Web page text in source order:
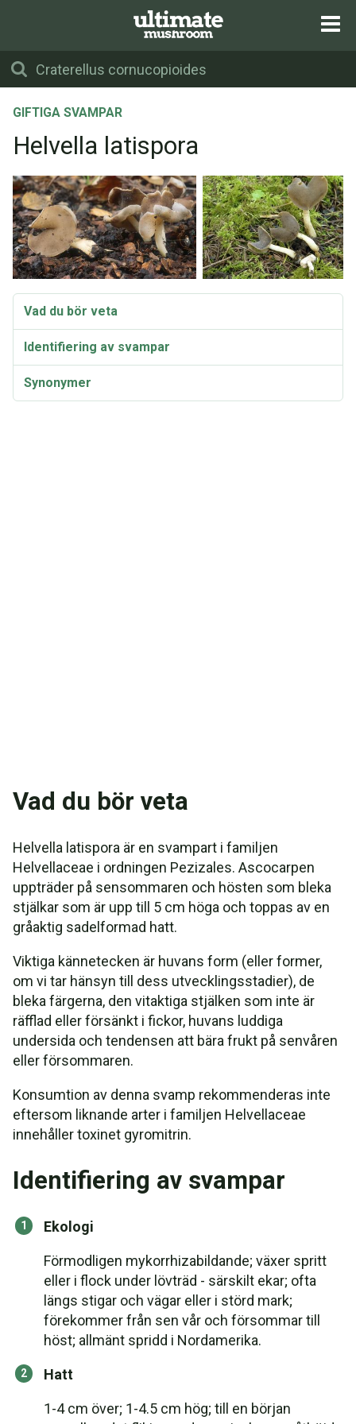
GIFTIGA SVAMPAR
Helvella latispora
Vad du bör veta
Identifiering av svampar
Synonymer
Vad du bör veta
Helvella latispora är en svampart i familjen
Helvellaceae i ordningen Pezizales. Ascocarpen
uppträder på sensommaren och hösten som bleka
stjälkar som är upp till 5 cm höga och toppas av en
gråaktig sadelformad hatt.
Viktiga kännetecken är huvans form (eller former,
om vi tar hänsyn till dess utvecklingsstadier), de
bleka färgerna, den vitaktiga stjälken som inte är
räfflad eller försänkt i fickor, huvans luddiga
undersida och tendensen att bära frukt på senvåren
eller försommaren.
Konsumtion av denna svamp rekommenderas inte
eftersom liknande arter i familjen Helvellaceae
innehåller toxinet gyromitrin.
Identifiering av svampar
Ekologi
Förmodligen mykorrhizabildande; växer spritt
eller i flock under lövträd - särskilt ekar; ofta
längs stigar och vägar eller i störd mark;
förekommer från sen vår och försommar till
höst; allmänt spridd i Nordamerika.
Hatt
1-4 cm över; 1-4.5 cm hög; till en början